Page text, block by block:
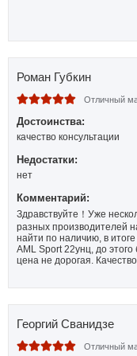
Роман Губкин
Отличный
Достоинства:
качество консультации
Недостатки:
нет
Комментарий:
Здравствуйте！Уже
разных производителей
найти по наличию, в
AML Sport 22унц, до
цена не дорогая.
Георгий Сванидзе
Отличный